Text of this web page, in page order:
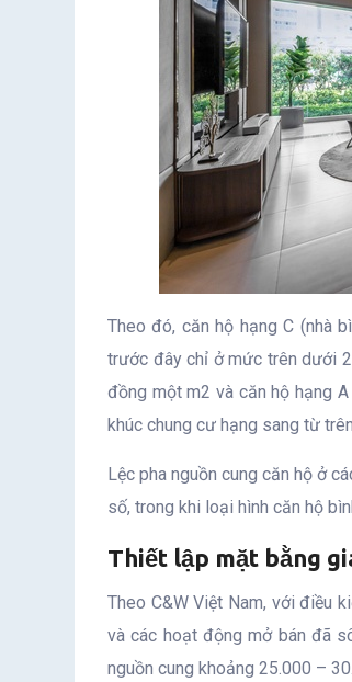
Theo đó, căn hộ hạng C (nhà
trước đây chỉ ở mức trên dưới
đồng một m2 và căn hộ hạng
khúc chung cư hạng sang từ
Lệc pha nguồn cung căn hộ ở
số, trong khi loại hình căn hộ
Thiết lập mặt bằng
Theo C&W Việt Nam, với điều
và các hoạt động mở bán đã
nguồn cung khoảng 25.000 –